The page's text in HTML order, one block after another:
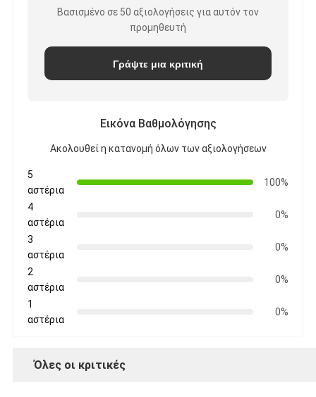
Βασισμένο σε 50 αξιολογήσεις για αυτόν τον
προμηθευτή
Γράψτε μια κριτική
Εικόνα Βαθμολόγησης
Ακολουθεί η κατανομή όλων των αξιολογήσεων
5
αστέρια
100%
4
αστέρια
0%
3
αστέρια
0%
2
αστέρια
0%
1
αστέρια
0%
Όλες οι κριτικές